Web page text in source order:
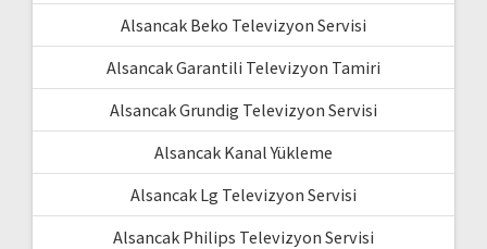
Alsancak Beko Televizyon Servisi
Alsancak Garantili Televizyon Tamiri
Alsancak Grundig Televizyon Servisi
Alsancak Kanal Yükleme
Alsancak Lg Televizyon Servisi
Alsancak Philips Televizyon Servisi